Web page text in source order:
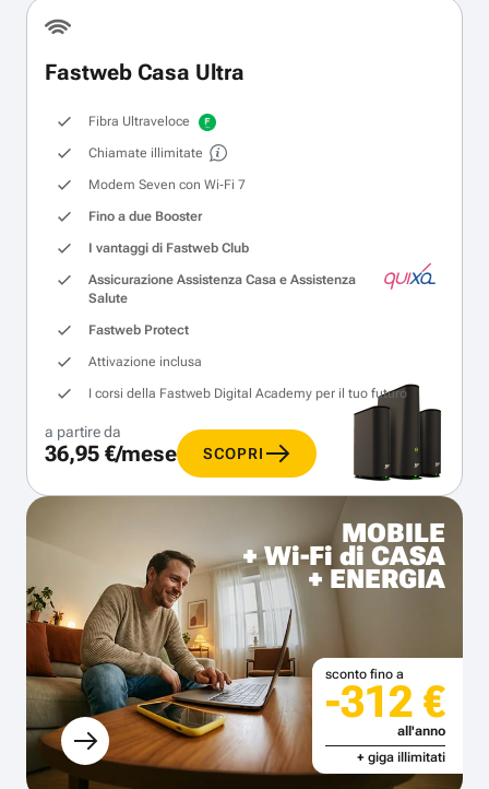
Fastweb Casa Ultra
Fibra Ultraveloce
Chiamate illimitate
Modem Seven con Wi‑Fi 7
Fino a due Booster
I vantaggi di Fastweb Club
Assicurazione Assistenza Casa e Assistenza
Salute
Fastweb Protect
Attivazione inclusa
I corsi della Fastweb Digital Academy per il tuo futuro
a partire da
36,95 €/mese SCOPRI
MOBILE
+ Wi-Fi di CASA
+ ENERGIA
sconto fino a
-312 €
all'anno
+ giga illimitati